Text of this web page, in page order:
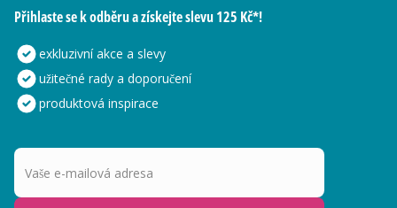
Přihlaste se k odběru a získejte slevu 125 Kč*!
exkluzivní akce a slevy
užitečné rady a doporučení
produktová inspirace
Vaše e-mailová adresa